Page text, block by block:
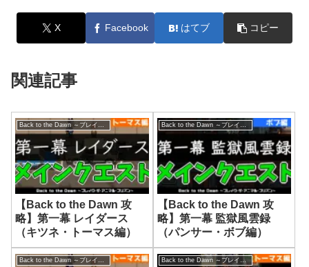
X Facebook はてブ コピー
関連記事
【Back to the Dawn 攻
略】第一幕 レイダース
（キツネ・トーマス編）
【Back to the Dawn 攻
略】第一幕 監獄風雲録
（パンサー・ボブ編）
Back to the Dawn ～ブレイク･ザ･アニマル･プリズン～ Back to the Dawn ～ブレイク･ザ･アニマル･プリズン～